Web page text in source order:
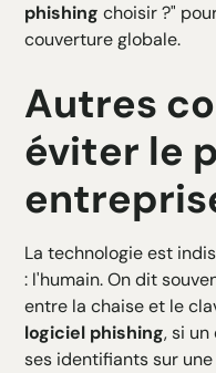
phishing choisir ?"
couverture globale.
Autres
éviter le
La technologie est
: l'humain. On dit
entre la chaise et le
logiciel phishing, si
ses identifiants sur